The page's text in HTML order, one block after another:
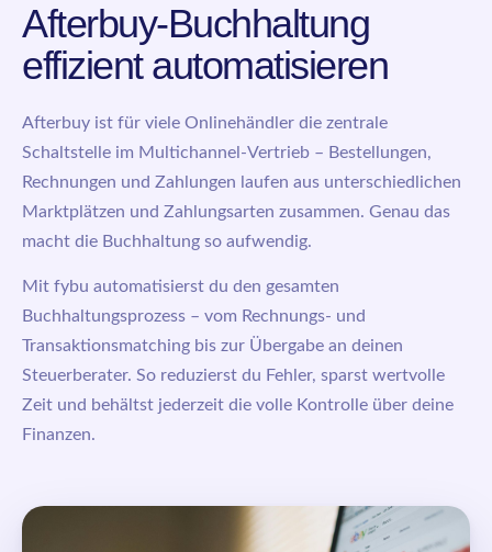
Afterbuy-Buchhaltung
effizient automatisieren
Afterbuy ist für viele Onlinehändler die zentrale
Schaltstelle im Multichannel-Vertrieb – Bestellungen,
Rechnungen und Zahlungen laufen aus unterschiedlichen
Marktplätzen und Zahlungsarten zusammen. Genau das
macht die Buchhaltung so aufwendig.
Mit fybu automatisierst du den gesamten
Buchhaltungsprozess – vom Rechnungs- und
Transaktionsmatching bis zur Übergabe an deinen
Steuerberater. So reduzierst du Fehler, sparst wertvolle
Zeit und behältst jederzeit die volle Kontrolle über deine
Finanzen.